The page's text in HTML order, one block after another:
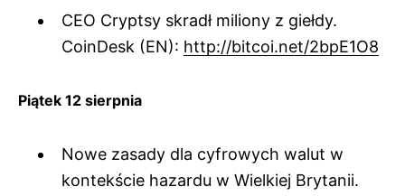
CEO Cryptsy skradł miliony z giełdy.
CoinDesk (EN): http://bitcoi.net/2bpE1O8
Piątek 12 sierpnia
Nowe zasady dla cyfrowych walut w
kontekście hazardu w Wielkiej Brytanii.